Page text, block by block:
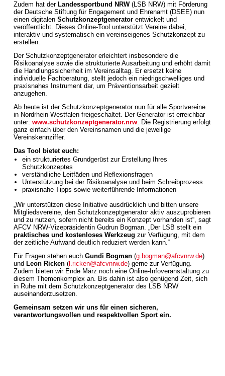
Zudem hat der Landessportbund NRW(LSB NRW) mit Förderung
der Deutsche Stiftung für Engagement und Ehrenamt (DSEE) nun
einen digitalen Schutzkonzeptgeneratorentwickelt und
veröffentlicht. Dieses Online-Tool unterstützt Vereine dabei,
interaktiv und systematisch ein vereinseigenes Schutzkonzept zu
erstellen.
Der Schutzkonzeptgenerator erleichtert insbesondere die
Risikoanalyse sowie die strukturierte Ausarbeitung und erhöht damit
die Handlungssicherheit im Vereinsalltag. Er ersetzt keine
individuelle Fachberatung, stellt jedoch ein niedrigschwelliges und
praxisnahes Instrument dar, um Präventionsarbeit gezielt
anzugehen.
Ab heute ist der Schutzkonzeptgenerator nun für alle Sportvereine
in Nordrhein-Westfalen freigeschaltet. Der Generator ist erreichbar
unter: www.schutzkonzeptgenerator.nrw. Die Registrierung erfolgt
ganz einfach über den Vereinsnamen und die jeweilige
Vereinskennziffer.
Das Tool bietet euch:
ein strukturiertes Grundgerüst zur Erstellung Ihres
Schutzkonzeptes
verständliche Leitfäden und Reflexionsfragen
Unterstützung bei der Risikoanalyse und beim Schreibprozess
praxisnahe Tipps sowie weiterführende Informationen
„Wir unterstützen diese Initiative ausdrücklich und bitten unsere
Mitgliedsvereine, den Schutzkonzeptgenerator aktiv auszuprobieren
und zu nutzen, sofern nicht bereits ein Konzept vorhanden ist“, sagt
AFCV NRW-Vizepräsidentin Gudrun Bogman. „Der LSB stellt ein
praktisches und kostenloses Werkzeug zur Verfügung, mit dem
der zeitliche Aufwand deutlich reduziert werden kann.“
Für Fragen stehen euch Gundi Bogman(g.bogman@afcvnrw.de)
und Leon Ricken(l.ricken@afcvnrw.de) gerne zur Verfügung.
Zudem bieten wir Ende März noch eine Online-Infoveranstaltung zu
diesem Themenkomplex an. Bis dahin ist also genügend Zeit, sich
in Ruhe mit dem Schutzkonzeptgenerator des LSB NRW
auseinanderzusetzen.
Gemeinsam setzen wir uns für einen sicheren,
verantwortungsvollen und respektvollen Sport ein.